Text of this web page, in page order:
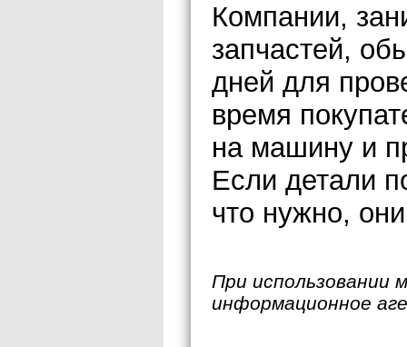
Компании,
запчастей,
дней для
время
на машину и
Если детали
что нужно,
При использовании
информационное